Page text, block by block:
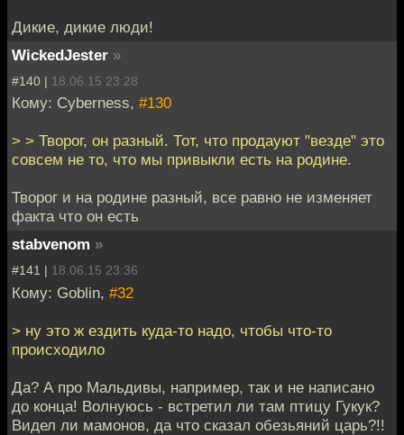
Дикие, дикие люди!
WickedJester »
#140 | 18.06.15 23:28
Кому: Cyberness, #130
> > Творог, он разный. Тот, что продауют "везде" это
совсем не то, что мы привыкли есть на родине.
Творог и на родине разный, все равно не изменяет
факта что он есть
stabvenom »
#141 | 18.06.15 23:36
Кому: Goblin, #32
> ну это ж ездить куда-то надо, чтобы что-то
происходило
Да? А про Мальдивы, например, так и не написано
до конца! Волнуюсь - встретил ли там птицу Гукук?
Видел ли мамонов, да что сказал обезьяний царь?!!